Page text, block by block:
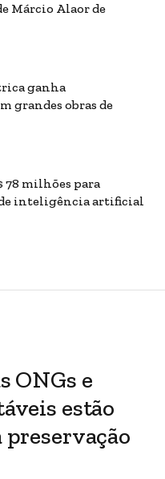
Márcio Alaor de
ganha
grandes obras de
78 milhões para
inteligência artificial
ONGs e
estão